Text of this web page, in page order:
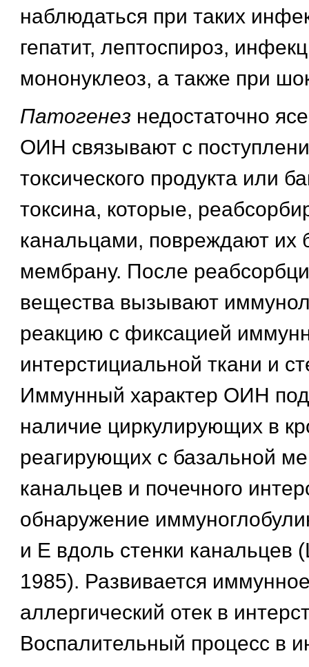
наблюдаться при таких
гепатит, лептоспироз,
мононуклеоз, а также при
Патогенез недостаточно
ОИН связывают с
токсического продукта или
токсина, которые,
канальцами, повреждают их
мембрану. После
вещества вызывают
реакцию с фиксацией
интерстициальной ткани и
Иммунный характер ОИН
наличие циркулирующих в
реагирующих с базальной
канальцев и почечного
обнаружение
и Е вдоль стенки
1985). Развивается
аллергический отек в
Воспалительный процесс в